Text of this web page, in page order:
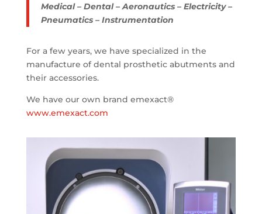
Medical – Dental – Aeronautics – Electricity –
Pneumatics – Instrumentation
For a few years, we have specialized in the
manufacture of dental prosthetic abutments and
their accessories.
We have our own brand emexact®
www.emexact.com